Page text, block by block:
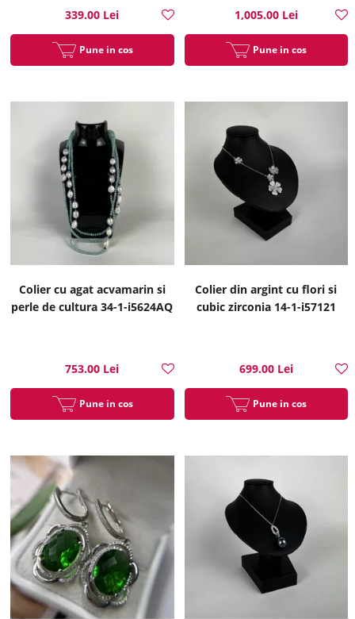
339.00 Lei
Pune in cos
1,005.00 Lei
Pune in cos
Colier cu agat acvamarin si
perle de cultura 34-1-i5624AQ
753.00 Lei
Pune in cos
Colier din argint cu flori si
cubic zirconia 14-1-i57121
699.00 Lei
Pune in cos